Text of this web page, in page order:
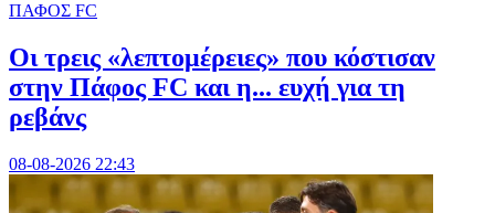
ΠΑΦΟΣ FC
Οι τρεις «λεπτομέρειες» που κόστισαν
στην Πάφος FC και η... ευχή για τη
ρεβάνς
08-08-2026 22:43